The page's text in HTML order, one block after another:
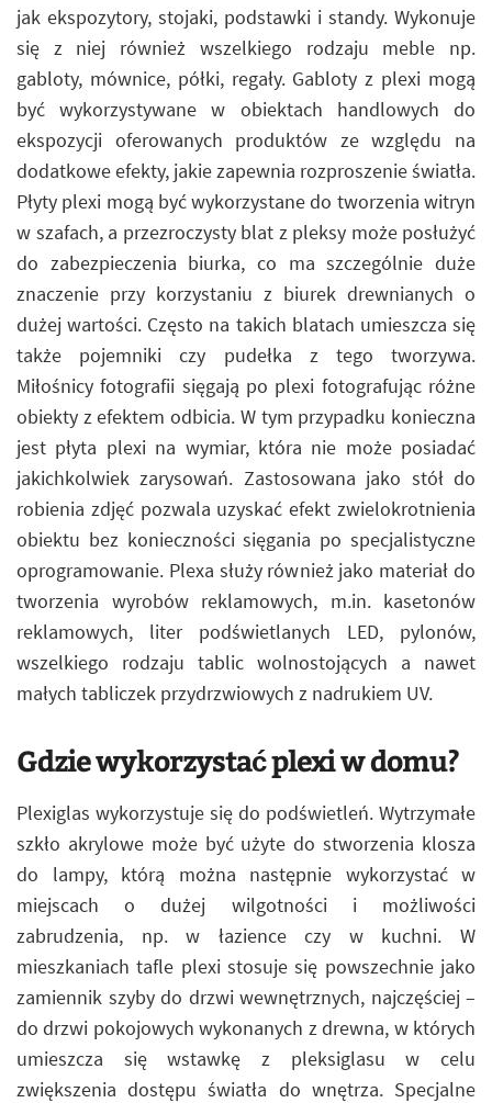
jak ekspozytory, stojaki, podstawki i standy. Wykonuje
się z niej również wszelkiego rodzaju meble np.
gabloty, mównice, półki, regały. Gabloty z plexi mogą
być wykorzystywane w obiektach handlowych do
ekspozycji oferowanych produktów ze względu na
dodatkowe efekty, jakie zapewnia rozproszenie światła.
Płyty plexi mogą być wykorzystane do tworzenia witryn
w szafach, a przezroczysty blat z pleksy może posłużyć
do zabezpieczenia biurka, co ma szczególnie duże
znaczenie przy korzystaniu z biurek drewnianych o
dużej wartości. Często na takich blatach umieszcza się
także pojemniki czy pudełka z tego tworzywa.
Miłośnicy fotografii sięgają po plexi fotografując różne
obiekty z efektem odbicia. W tym przypadku konieczna
jest płyta plexi na wymiar, która nie może posiadać
jakichkolwiek zarysowań. Zastosowana jako stół do
robienia zdjęć pozwala uzyskać efekt zwielokrotnienia
obiektu bez konieczności sięgania po specjalistyczne
oprogramowanie. Plexa służy również jako materiał do
tworzenia wyrobów reklamowych, m.in. kasetonów
reklamowych, liter podświetlanych LED, pylonów,
wszelkiego rodzaju tablic wolnostojących a nawet
małych tabliczek przydrzwiowych z nadrukiem UV.
Gdzie wykorzystać plexi w domu?
Plexiglas wykorzystuje się do podświetleń. Wytrzymałe
szkło akrylowe może być użyte do stworzenia klosza
do lampy, którą można następnie wykorzystać w
miejscach o dużej wilgotności i możliwości
zabrudzenia, np. w łazience czy w kuchni. W
mieszkaniach tafle plexi stosuje się powszechnie jako
zamiennik szyby do drzwi wewnętrznych, najczęściej –
do drzwi pokojowych wykonanych z drewna, w których
umieszcza się wstawkę z pleksiglasu w celu
zwiększenia dostępu światła do wnętrza. Specjalne